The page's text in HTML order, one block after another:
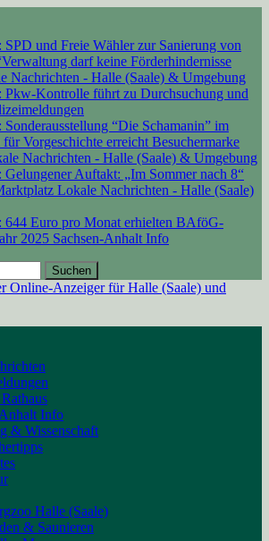
SPD und Freie Wähler zur Sanierung von
darf keine Förderhindernisse
Nachrichten - Halle (Saale) & Umgebung
Pkw-Kontrolle führt zu Durchsuchung und
Sonderausstellung “Die Schamanin” im
für Vorgeschichte erreicht Besuchermarke
Nachrichten - Halle (Saale) & Umgebung
Gelungener Auftakt: „Im Sommer nach 8“
Lokale Nachrichten - Halle (Saale)
644 Euro pro Monat erhielten BAföG-
2025 Sachsen-Anhalt Info
Info
& Wissenschaft
Halle (Saale)
& Saunieren